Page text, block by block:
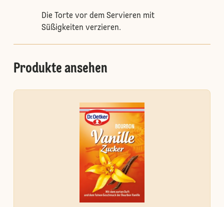
Die Torte vor dem Servieren mit
Süßigkeiten verzieren.
Produkte ansehen